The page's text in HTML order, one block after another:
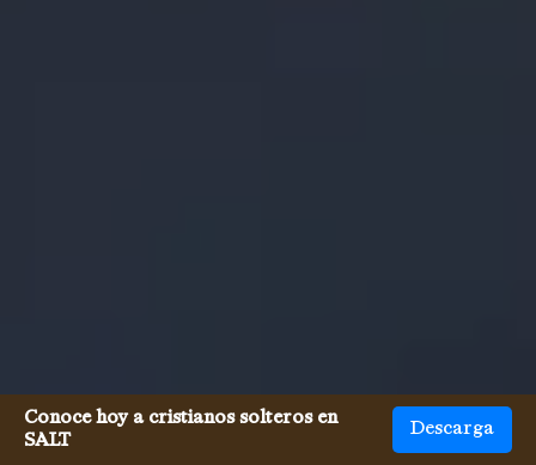
Conoce hoy a cristianos solteros en
SALT
Descarga